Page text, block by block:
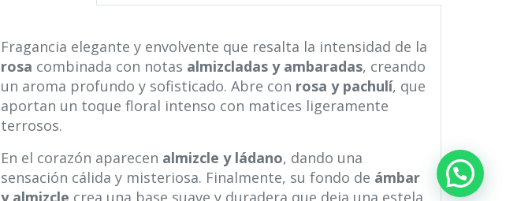
Fragancia elegante y envolvente que resalta la intensidad de la
rosa combinada con notas almizcladas y ambaradas, creando
un aroma profundo y sofisticado. Abre con rosa y pachulí, que
aportan un toque floral intenso con matices ligeramente
terrosos.
En el corazón aparecen almizcle y ládano, dando una
sensación cálida y misteriosa. Finalmente, su fondo de ámbar